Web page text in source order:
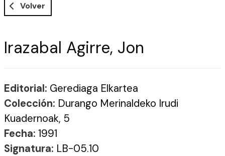
Volver
Irazabal Agirre, Jon
Editorial: Gerediaga Elkartea
Colección: Durango Merinaldeko Irudi
Kuadernoak, 5
Fecha: 1991
Signatura: LB-05.10